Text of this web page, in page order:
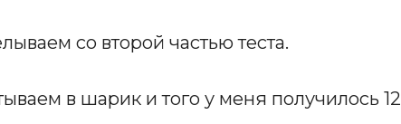
со второй частью теста.
в шарик и того у меня получилось 12